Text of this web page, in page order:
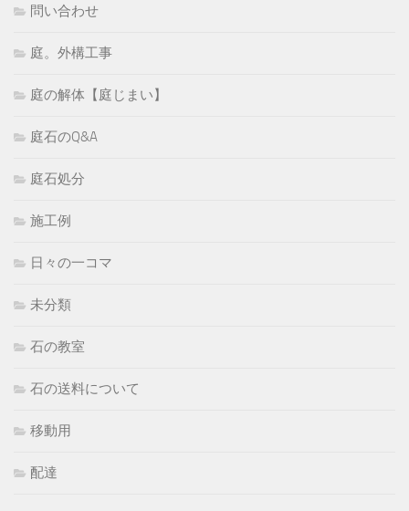
問い合わせ
庭。外構工事
庭の解体【庭じまい】
庭石のQ&A
庭石処分
施工例
日々の一コマ
未分類
石の教室
石の送料について
移動用
配達